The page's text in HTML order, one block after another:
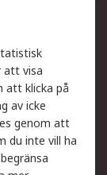
order
RS-konto
att visa
att klicka på
av icke
genom att
du inte vill ha